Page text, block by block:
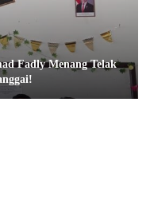
Fadly Menang Telak